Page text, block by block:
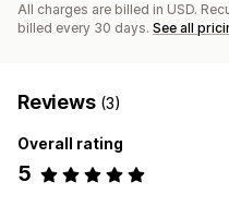
All charges are billed in USD.
billed every 30 days. See all
Reviews (3)
Overall rating
5